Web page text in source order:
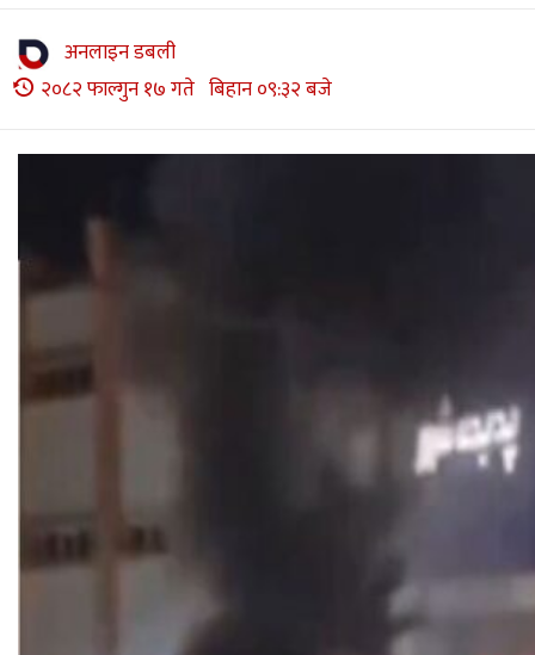
अनलाइन डबली
२०८२ फाल्गुन १७ गते बिहान ०९:३२ बजे